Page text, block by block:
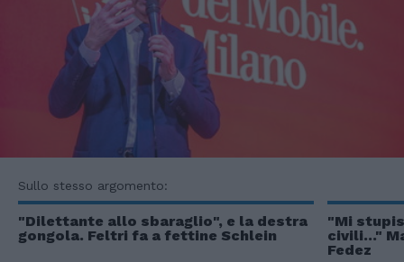
Sullo stesso argomento:
"Dilettante allo sbaraglio", e la destra
gongola. Feltri fa a fettine Schlein
"Mi
civili..."
Fedez